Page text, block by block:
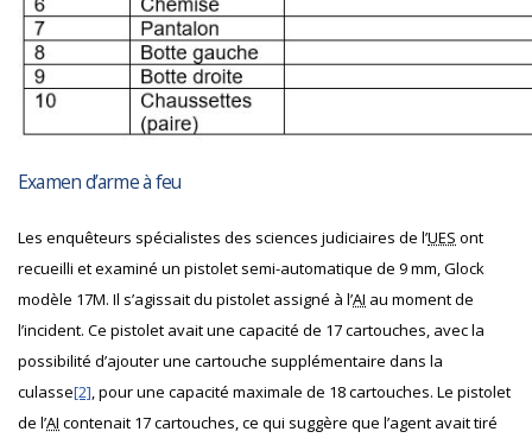
Examen d’arme à feu
Les enquêteurs spécialistes des sciences judiciaires de l’UES ont
recueilli et examiné un pistolet semi-automatique de 9 mm, Glock
modèle 17M. Il s’agissait du pistolet assigné à l’AI au moment de
l’incident. Ce pistolet avait une capacité de 17 cartouches, avec la
possibilité d’ajouter une cartouche supplémentaire dans la
culasse[2], pour une capacité maximale de 18 cartouches. Le pistolet
de l’AI contenait 17 cartouches, ce qui suggère que l’agent avait tiré